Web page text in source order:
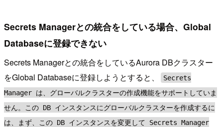
Secrets Managerとの統合をしている場合、Global
Databaseに登録できない
Secrets Managerとの統合をしているAurora DBクラスター
をGlobal Databaseに登録しようとすると、
Secrets
Manager は、グローバルクラスターの作成機能をサポートしていま
せん。この DB インスタンスにグローバルクラスターを作成するに
は、まず、この DB インスタンスを変更して Secrets Manager